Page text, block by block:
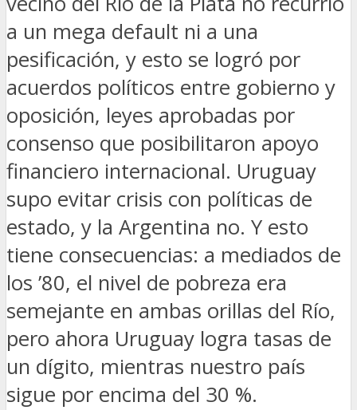
a un mega default ni a una
pesificación, y esto se logró por
acuerdos políticos entre gobierno y
oposición, leyes aprobadas por
consenso que posibilitaron apoyo
financiero internacional. Uruguay
supo evitar crisis con políticas de
estado, y la Argentina no. Y esto
tiene consecuencias: a mediados de
los ’80, el nivel de pobreza era
semejante en ambas orillas del Río,
pero ahora Uruguay logra tasas de
un dígito, mientras nuestro país
sigue por encima del 30 %.